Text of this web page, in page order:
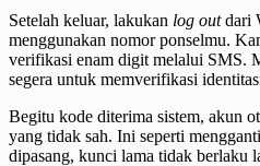
Setelah keluar, lakukan log outdari
menggunakan nomor ponselmu.
verifikasi enam digit melalui SMS.
segera untuk memverifikasi
Begitu kode diterima sistem, akun
yang tidak sah. Ini seperti
dipasang, kunci lama tidak berlaku